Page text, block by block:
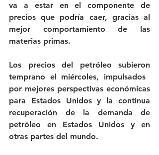
va a estar en el componente de
precios que podría caer, gracias al
mejor comportamiento de las
materias primas.
Los precios del petróleo subieron
temprano el miércoles, impulsados ​​
por mejores perspectivas económicas
para Estados Unidos y la continua
recuperación de la demanda de
petróleo en Estados Unidos y en
otras partes del mundo.